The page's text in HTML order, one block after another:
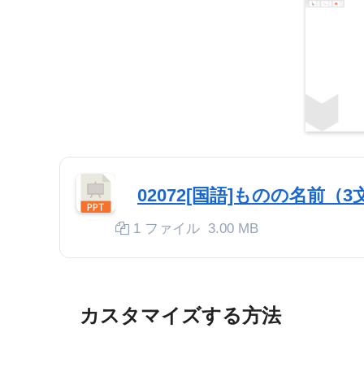
02072[国語]ものの名前（3
1 ファイル 3.00 MB
カスタマイズする方法